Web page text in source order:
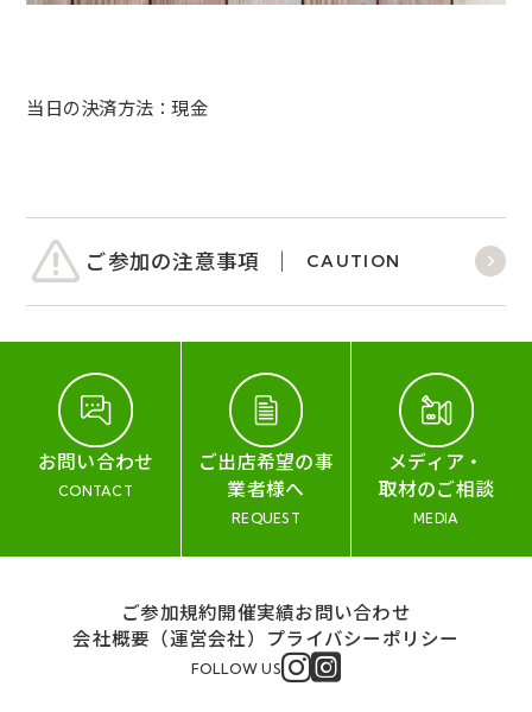
当日の決済方法：現金
ご参加の注意事項 CAUTION
お問い合わせ
CONTACT
ご出店希望の事
業者様へ
REQUEST
メディア・
取材のご相談
MEDIA
ご参加規約開催実績お問い合わせ
会社概要（運営会社） プライバシーポリシー
FOLLOW US